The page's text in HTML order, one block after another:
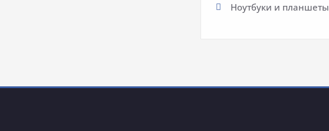
Ноутбуки и планшеты